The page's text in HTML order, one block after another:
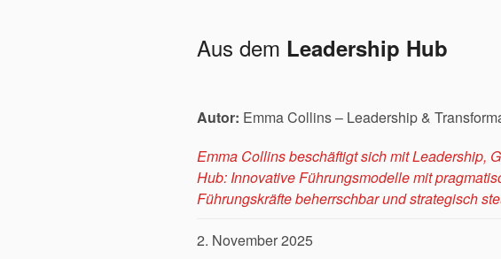
Aus dem Leadership Hub
Autor: Emma Collins– Leadership &
Emma Collinsbeschäftigt sich mit Leadership,
Hub: Innovative Führungsmodelle mit
Führungskräfte beherrschbar und strategisch
2. November 2025